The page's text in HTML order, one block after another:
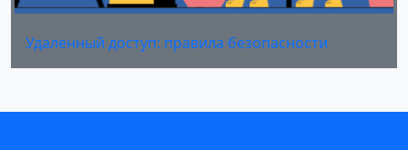
Удаленный доступ: правила безопасности